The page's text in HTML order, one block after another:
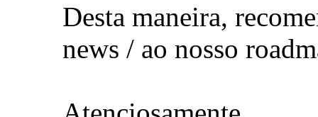
Desta maneira,
news / ao nosso